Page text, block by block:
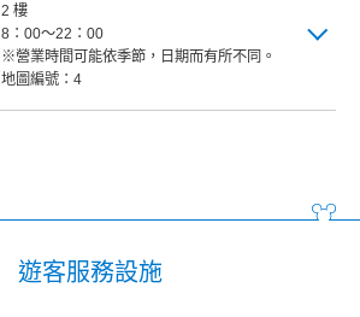
2 樓
8：00～22：00
※營業時間可能依季節，日期而有所不同。
地圖編號：4
遊客服務設施